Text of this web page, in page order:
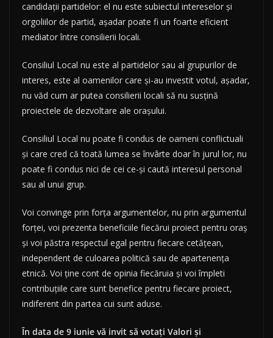
candidații partidelor: el nu este subiectul intereselor și
orgoliilor de partid, așadar poate fi un foarte eficient
mediator între consilierii locali.
Consiliul Local nu este al partidelor sau al grupurilor de
interes, este al oamenilor care și-au investit votul, așadar,
nu văd cum ar putea consilierii locali să nu susțină
proiectele de dezvoltare ale orașului.
Consiliul Local nu poate fi condus de oameni conflictuali
și care cred că toată lumea se învârte doar în jurul lor, nu
poate fi condus nici de cei ce-și caută interesul personal
sau al unui grup.
Voi convinge prin forța argumentelor, nu prin argumentul
forței, voi prezenta beneficiile fiecărui proiect pentru oraș
și voi păstra respectul egal pentru fiecare cetățean,
independent de culoarea politică sau de apartenența
etnică. Voi ține cont de opinia fiecăruia și voi împleti
contribuțiile care sunt benefice pentru fiecare proiect,
indiferent din partea cui sunt aduse.
În data de 9 iunie vă invit să votați Valori și